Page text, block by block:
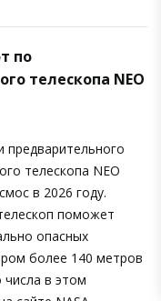
по
телескопа NEO
предварительного
телескопа NEO
в 2026 году.
поможет
опасных
более 140 метров
в этом